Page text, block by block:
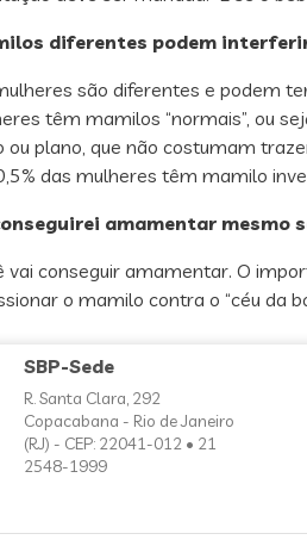
diferentes podem
são diferentes e podem
têm mamilos “normais”, ou
ou plano, que não costumam
das mulheres têm mamilo
amamentar mesmo
vai conseguir amamentar. O
o mamilo contra o “céu da
SBP-Sede
R. Santa Clara, 292
Copacabana - Rio de Janeiro
(RJ) - CEP: 22041-012 • 21
2548-1999